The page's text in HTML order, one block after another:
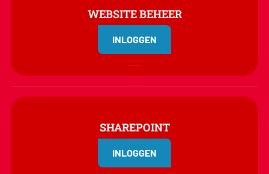
WEBSITE BEHEER
INLOGGEN
SHAREPOINT
INLOGGEN